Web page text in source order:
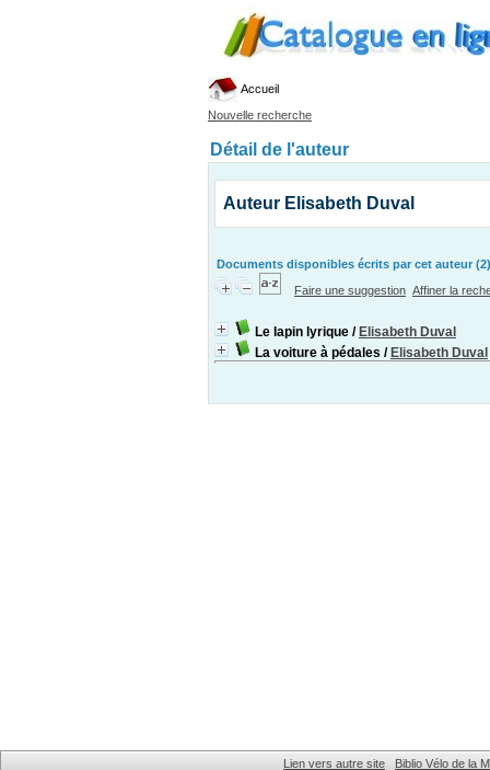
Accueil
Nouvelle recherche
Détail de l'auteur
Auteur Elisabeth Duval
Documents disponibles écrits par cet auteur (2)
Faire une suggestion Affiner la
Le lapin lyrique / Elisabeth Duval
La voiture à pédales / Elisabeth Duval
Lien vers autre site Biblio Vélo de la